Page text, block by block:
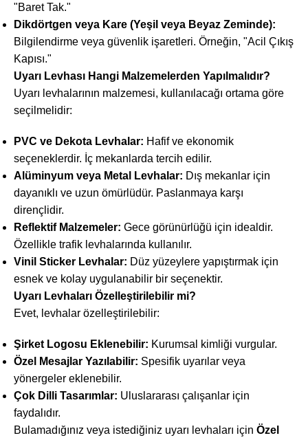
"Baret Tak."
Dikdörtgen veya Kare (Yeşil veya Beyaz Zeminde):
Bilgilendirme veya güvenlik işaretleri. Örneğin, "Acil Çıkış
Kapısı."
Uyarı Levhası Hangi Malzemelerden Yapılmalıdır?
Uyarı levhalarının malzemesi, kullanılacağı ortama göre
seçilmelidir:
PVC ve Dekota Levhalar: Hafif ve ekonomik
seçeneklerdir. İç mekanlarda tercih edilir.
Alüminyum veya Metal Levhalar: Dış mekanlar için
dayanıklı ve uzun ömürlüdür. Paslanmaya karşı
dirençlidir.
Reflektif Malzemeler: Gece görünürlüğü için idealdir.
Özellikle trafik levhalarında kullanılır.
Vinil Sticker Levhalar: Düz yüzeylere yapıştırmak için
esnek ve kolay uygulanabilir bir seçenektir.
Uyarı Levhaları Özelleştirilebilir mi?
Evet, levhalar özelleştirilebilir:
Şirket Logosu Eklenebilir: Kurumsal kimliği vurgular.
Özel Mesajlar Yazılabilir: Spesifik uyarılar veya
yönergeler eklenebilir.
Çok Dilli Tasarımlar: Uluslararası çalışanlar için
faydalıdır.
Bulamadığınız veya istediğiniz uyarı levhaları için Özel